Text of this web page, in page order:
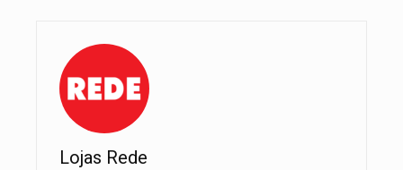
Lojas Rede